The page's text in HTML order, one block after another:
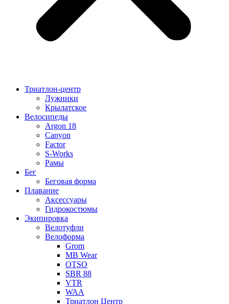
Триатлон-центр
Лужники
Крылатское
Велосипеды
Argon 18
Canyon
Factor
S-Works
Рамы
Бег
Беговая форма
Плавание
Аксессуары
Гидрокостюмы
Экипировка
Велотуфли
Велоформа
Grom
MB Wear
OTSO
SBR 88
VTR
WAA
Триатлон Центр